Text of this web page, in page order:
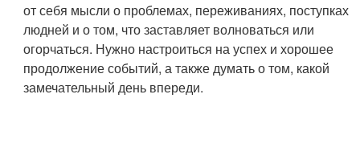
от себя мысли о проблемах, переживаниях, поступках
людней и о том, что заставляет волноваться или
огорчаться. Нужно настроиться на успех и хорошее
продолжение событий, а также думать о том, какой
замечательный день впереди.